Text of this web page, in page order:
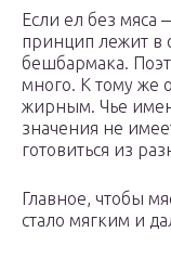
Если ел без мяса
принцип лежит в
бешбармака.
много. К тому же
жирным. Чье
значения не
готовиться из
Главное, чтобы
стало мягким и